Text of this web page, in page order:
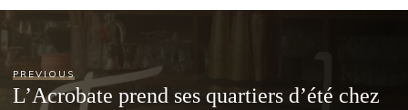
PREVIOUS
L’Acrobate prend ses quartiers d’été chez